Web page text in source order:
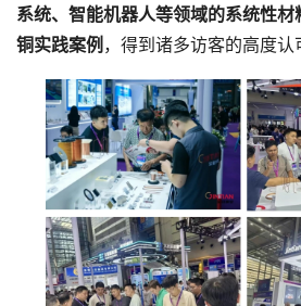
系统、智能机器人等领域的系统性
铜实践案例，得到诸多访客的高度认